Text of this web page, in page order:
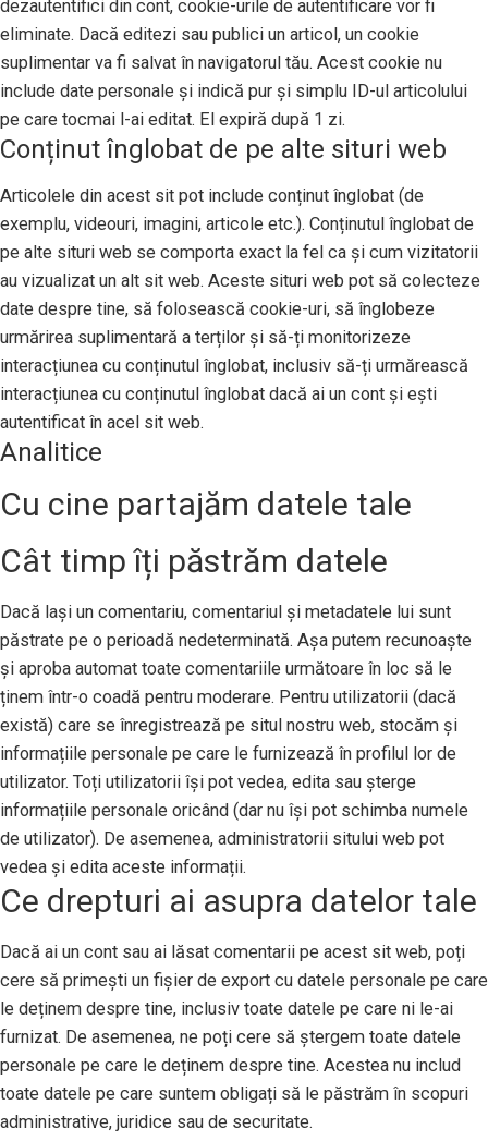
dezautentifici din cont, cookie-urile de autentificare vor fi
eliminate. Dacă editezi sau publici un articol, un cookie
suplimentar va fi salvat în navigatorul tău. Acest cookie nu
include date personale și indică pur și simplu ID-ul articolului
pe care tocmai l-ai editat. El expiră după 1 zi.
Conținut înglobat de pe alte situri web
Articolele din acest sit pot include conținut înglobat (de
exemplu, videouri, imagini, articole etc.). Conținutul înglobat de
pe alte situri web se comporta exact la fel ca și cum vizitatorii
au vizualizat un alt sit web. Aceste situri web pot să colecteze
date despre tine, să folosească cookie-uri, să înglobeze
urmărirea suplimentară a terților și să-ți monitorizeze
interacțiunea cu conținutul înglobat, inclusiv să-ți urmărească
interacțiunea cu conținutul înglobat dacă ai un cont și ești
autentificat în acel sit web.
Analitice
Cu cine partajăm datele tale
Cât timp îți păstrăm datele
Dacă lași un comentariu, comentariul și metadatele lui sunt
păstrate pe o perioadă nedeterminată. Așa putem recunoaște
și aproba automat toate comentariile următoare în loc să le
ținem într-o coadă pentru moderare. Pentru utilizatorii (dacă
există) care se înregistrează pe situl nostru web, stocăm și
informațiile personale pe care le furnizează în profilul lor de
utilizator. Toți utilizatorii își pot vedea, edita sau șterge
informațiile personale oricând (dar nu își pot schimba numele
de utilizator). De asemenea, administratorii sitului web pot
vedea și edita aceste informații.
Ce drepturi ai asupra datelor tale
Dacă ai un cont sau ai lăsat comentarii pe acest sit web, poți
cere să primești un fișier de export cu datele personale pe care
le deținem despre tine, inclusiv toate datele pe care ni le-ai
furnizat. De asemenea, ne poți cere să ștergem toate datele
personale pe care le deținem despre tine. Acestea nu includ
toate datele pe care suntem obligați să le păstrăm în scopuri
administrative, juridice sau de securitate.